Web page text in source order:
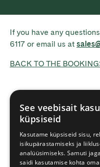
If you have any
6117 or email us at
BACK TO THE
See veebisait
küpsiseid
Kasutame küpsiseid sisu,
isikupärastamiseks ja
analüüsimiseks. Samuti
saidi kasutamise kohta